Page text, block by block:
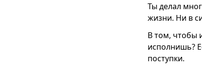
Ты делал
жизни. Ни в
В том, чтобы
исполнишь?
поступки.